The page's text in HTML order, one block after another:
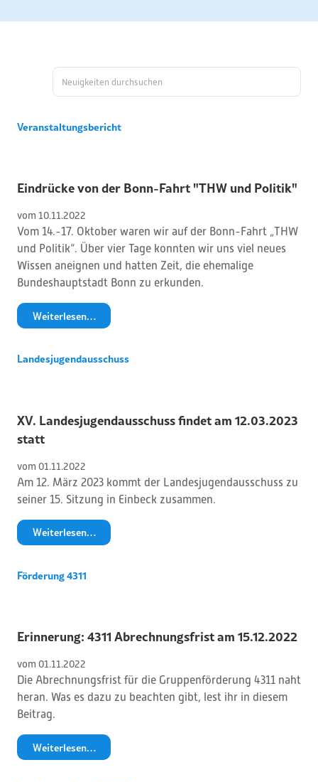
Veranstaltungsbericht
Eindrücke von der Bonn-Fahrt "THW und Politik"
vom 10.11.2022
Vom 14.-17. Oktober waren wir auf der Bonn-Fahrt „THW
und Politik“. Über vier Tage konnten wir uns viel neues
Wissen aneignen und hatten Zeit, die ehemalige
Bundeshauptstadt Bonn zu erkunden.
Weiterlesen…
Landesjugendausschuss
XV. Landesjugendausschuss findet am 12.03.2023
statt
vom 01.11.2022
Am 12. März 2023 kommt der Landesjugendausschuss zu
seiner 15. Sitzung in Einbeck zusammen.
Weiterlesen…
Förderung 4311
Erinnerung: 4311 Abrechnungsfrist am 15.12.2022
vom 01.11.2022
Die Abrechnungsfrist für die Gruppenförderung 4311 naht
heran. Was es dazu zu beachten gibt, lest ihr in diesem
Beitrag.
Weiterlesen…